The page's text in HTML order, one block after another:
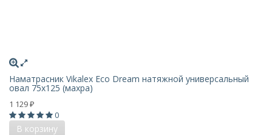
Наматрасник Vikalex Eco Dream натяжной универсальный
овал 75х125 (махра)
1 129 ₽
0
В корзину